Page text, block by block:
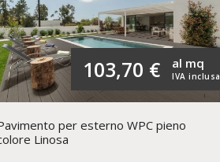
103,70 € IVA inclusa
al mq
per esterno WPC pieno
Linosa